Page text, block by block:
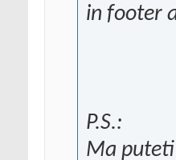
in footer
P.S.:
Ma puteti